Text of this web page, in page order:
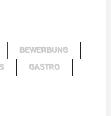
BEWERBUNG
GASTRO